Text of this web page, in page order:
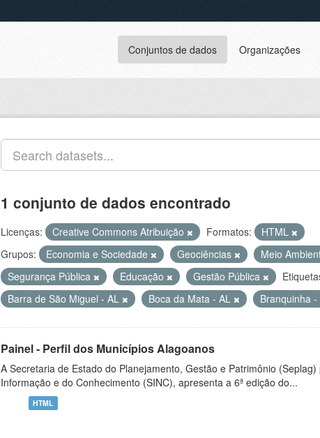
Conjuntos de dados Organizações
1 conjunto de dados encontrado
Licenças: Creative Commons Atribuição Formatos:
HTML
Grupos:
Economia e Sociedade Geociências Meio
Segurança Pública
Educação Gestão Pública
Barra de São Miguel - AL
Boca da Mata - AL Branquinha -
Painel - Perfil dos Municípios Alagoanos
A Secretaria de Estado do Planejamento, Gestão e Patrimônio
Informação e do Conhecimento (SINC), apresenta a 6ª edição do...
HTML